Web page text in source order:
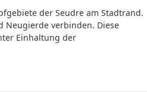
der Seudre am Stadtrand.
Neugierde verbinden. Diese
Einhaltung der